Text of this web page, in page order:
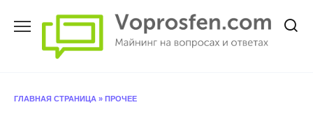
ГЛАВНАЯ СТРАНИЦА » ПРОЧЕЕ